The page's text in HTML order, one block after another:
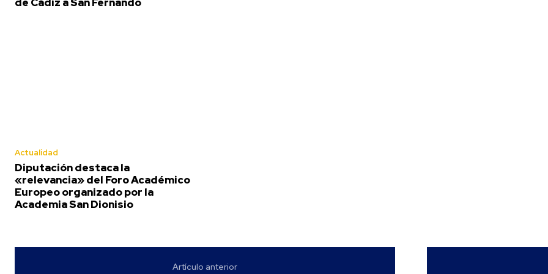
Actualidad
Diputación destaca la
«relevancia» del Foro Académico
Europeo organizado por la
Academia San Dionisio
Artículo anterior